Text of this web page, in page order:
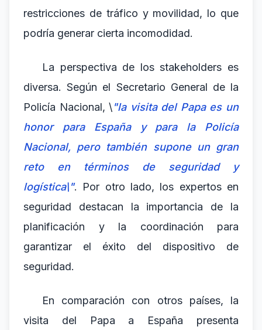
restricciones de tráfico y movilidad, lo que
podría generar cierta incomodidad.
La perspectiva de los stakeholders es
diversa. Según el Secretario General de la
Policía Nacional, \"la visita del Papa es un
honor para España y para la Policía
Nacional, pero también supone un gran
reto en términos de seguridad y
logística\". Por otro lado, los expertos en
seguridad destacan la importancia de la
planificación y la coordinación para
garantizar el éxito del dispositivo de
seguridad.
En comparación con otros países, la
visita del Papa a España presenta